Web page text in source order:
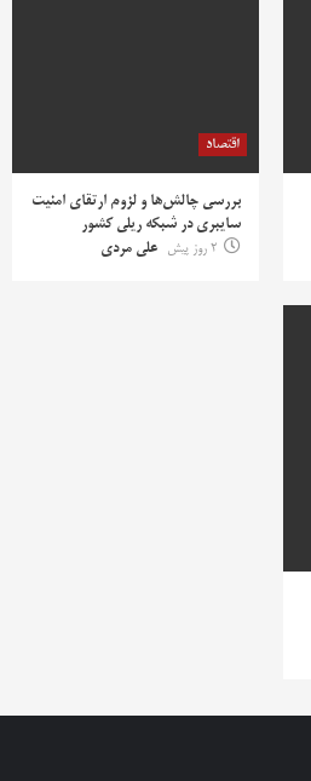
اقتصاد
بررسی چالش‌ها و لزوم ارتقای امنیت
سایبری در شبکه ریلی کشور
2 روز پیش
علی مردی